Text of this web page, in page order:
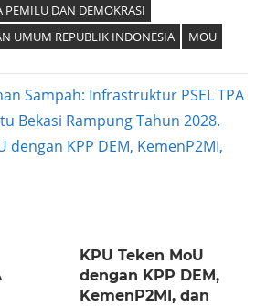
PEMILU DAN DEMOKRASI
UMUM REPUBLIK INDONESIA
MOU
Sampah: Infrastruktur PSEL TPA
Bekasi Rampung Tahun 2028.
dengan KPP DEM, KemenP2MI,
KPU Teken MoU
dengan KPP DEM,
KemenP2MI, dan